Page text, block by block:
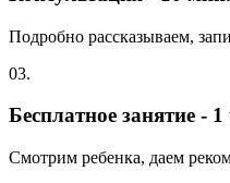
Подробно рассказываем,
03.
Бесплатное занятие - 1
Смотрим ребенка, даем